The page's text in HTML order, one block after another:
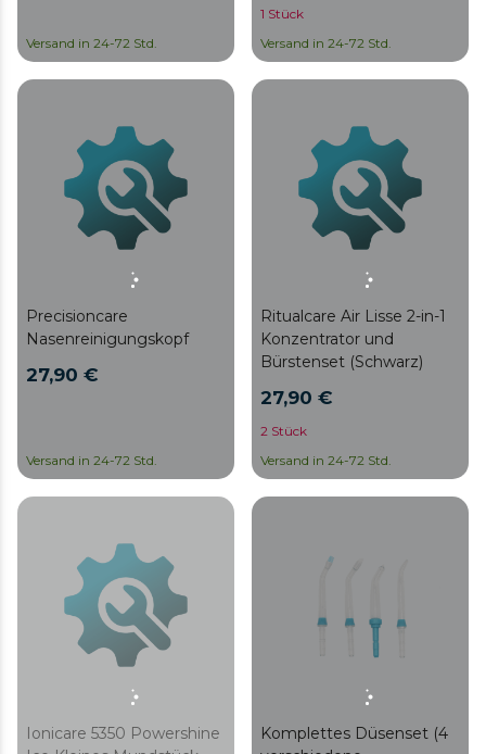
Versand in 24-72 Std.
1 Stück
Versand in 24-72 Std.
Precisioncare
Nasenreinigungskopf
27,90 €
Versand in 24-72 Std.
Ritualcare Air Lisse 2-in-1
Konzentrator und
Bürstenset (Schwarz)
27,90 €
2 Stück
Versand in 24-72 Std.
Ionicare 5350 Powershine
Komplettes Düsenset (4